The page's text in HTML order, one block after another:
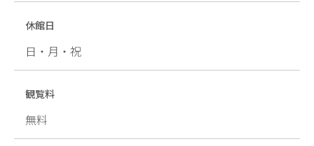
休館日
日・月・祝
観覧料
無料